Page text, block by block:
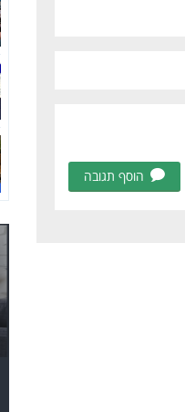
הוסף תגובה